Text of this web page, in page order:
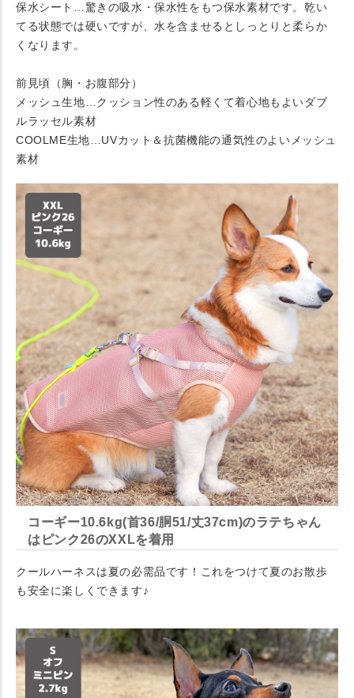
保水シート…驚きの吸水・保水性をもつ保水素材です。乾い
てる状態では硬いですが、水を含ませるとしっとりと柔らか
くなります。
前見頃（胸・お腹部分）
メッシュ生地…クッション性のある軽くて着心地もよいダブ
ルラッセル素材
COOLME生地…UVカット＆抗菌機能の通気性のよいメッシュ
素材
コーギー10.6kg(首36/胴51/丈37cm)のラテちゃん
はピンク26のXXLを着用
クールハーネスは夏の必需品です！これをつけて夏のお散歩
も安全に楽しくできます♪